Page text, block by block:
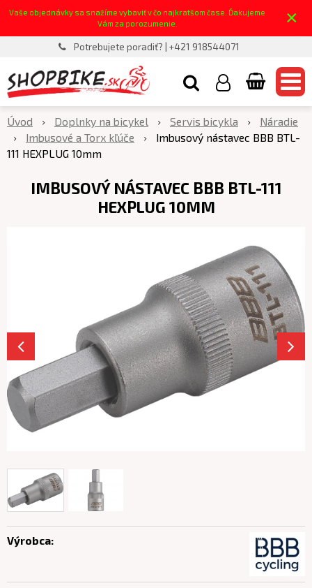
Vaše objednávky sa snažíme vybaviť v čo najkratšom čase. Ďakujeme
Vám za porozumenie.
×
Potrebujete poradiť? | +421 918544071
Úvod Doplnky na bicykel Servis bicykla
Náradie
Imbusové a Torx kľúče
Imbusový nástavec BBB BTL-
111 HEXPLUG 10mm
IMBUSOVÝ NÁSTAVEC BBB BTL-111
HEXPLUG 10MM
Výrobca: